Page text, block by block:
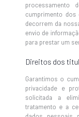
cumprimento
decorrem da
envio de
para prestar um
Direitos dos
Garantimos o
privacidade e
solicitada a
tratamento e a